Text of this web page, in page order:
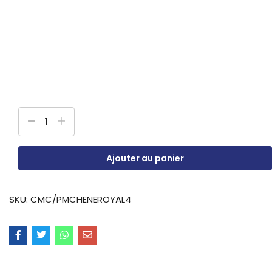
Ajouter au panier
SKU: CMC/PMCHENEROYAL4